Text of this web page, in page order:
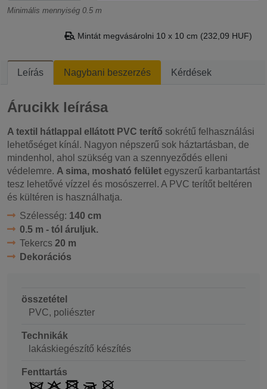
Minimális mennyiség 0.5 m
Mintát megvásárolni 10 x 10 cm (232,09 HUF)
Leírás Nagybani beszerzés Kérdések
Árucikk leírása
A textil hátlappal ellátott PVC terítő sokrétű felhasználási
lehetőséget kínál. Nagyon népszerű sok háztartásban, de
mindenhol, ahol szükség van a szennyeződés elleni
védelemre. A sima, mosható felület egyszerű karbantartást
tesz lehetővé vízzel és mosószerrel. A PVC terítőt beltéren
és kültéren is használhatja.
Szélesség: 140 cm
0.5 m - tól áruljuk.
Tekercs 20 m
Dekorációs
összetétel
PVC, poliészter
Technikák
lakáskiegészítő készítés
Fenttartás